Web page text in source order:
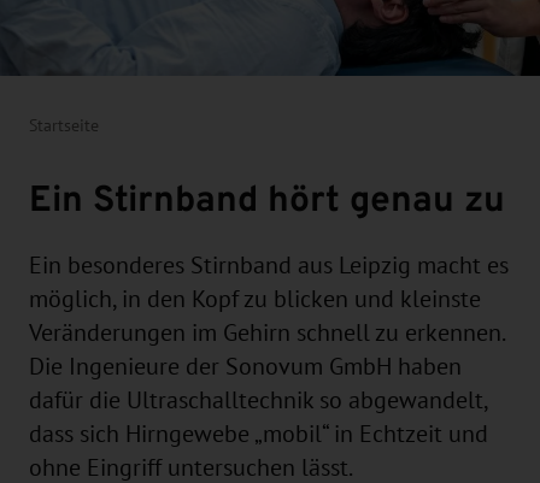
Startseite
Ein Stirnband hört genau zu
Ein besonderes Stirnband aus Leipzig macht es
möglich, in den Kopf zu blicken und kleinste
Veränderungen im Gehirn schnell zu erkennen.
Die Ingenieure der Sonovum GmbH haben
dafür die Ultraschalltechnik so abgewandelt,
dass sich Hirngewebe „mobil“ in Echtzeit und
ohne Eingriff untersuchen lässt.